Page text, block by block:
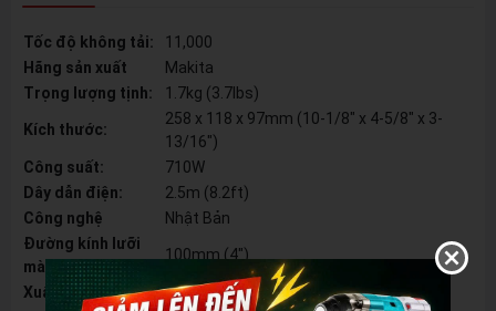
Tốc độ không tải:
11,000
Hãng sản xuất
Makita
Trọng lượng tịnh:
1.7kg (3.7lbs)
Kích thước:
258 x 118 x 97mm (10-1/8" x 4-5/8" x 3-
13/16")
Công suất:
710W
Dây dẫn điện:
2.5m (8.2ft)
Công nghệ
Nhật Bản
Đường kính lưỡi
mài:
100mm (4")
Xuất xứ Thái Lan